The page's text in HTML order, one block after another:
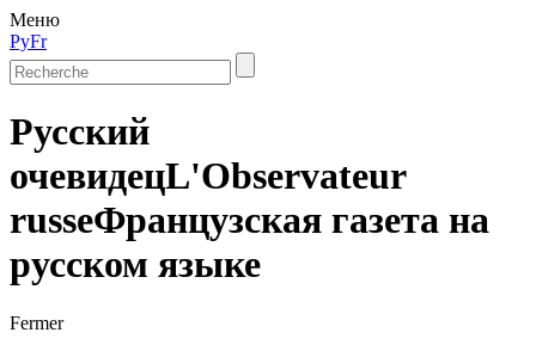
Меню
РуFr
Русский
очевидецL'Observateur
russeФранцузская газета на
русском языке
Fermer